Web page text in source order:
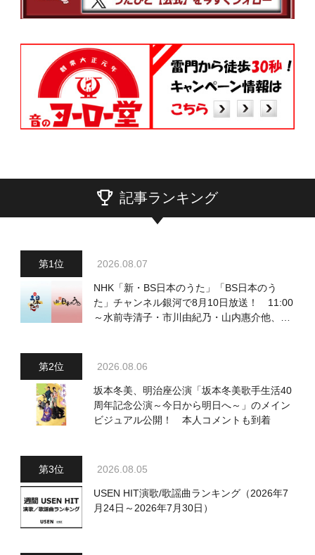
記事ランキング
2026.08.07
NHK「新・BS日本のうた」「BS日本のう
た」チャンネル銀河で8月10日放送！ 11:00
～水前寺清子・市川由紀乃・山内惠介他、
2026.08.06
坂本冬美、明治座公演「坂本冬美歌手生活40
周年記念公演～今日から明日へ～」のメイン
ビジュアル公開！ 本人コメントも到着
2026.08.05
USEN HIT演歌/歌謡曲ランキング（2026年7
月24日～2026年7月30日）